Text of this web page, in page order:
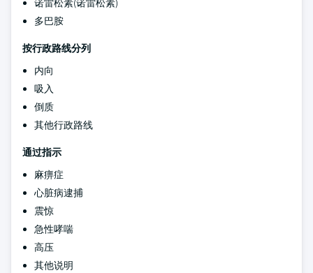
诺雷松素(诺雷松素)
多巴胺
按行政路线分列
内向
吸入
倒质
其他行政路线
通过指示
麻痹症
心脏病逮捕
震惊
急性哮喘
高压
其他说明